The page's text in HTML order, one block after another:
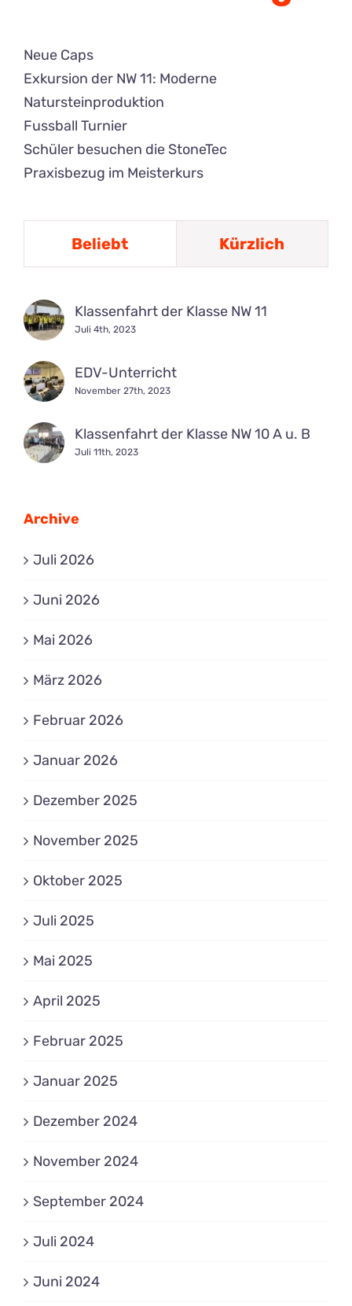
Neue Caps
Exkursion der NW 11: Moderne
Natursteinproduktion
Fussball Turnier
Schüler besuchen die StoneTec
Praxisbezug im Meisterkurs
Beliebt Kürzlich
Klassenfahrt der Klasse NW 11
Juli 4th, 2023
EDV-Unterricht
November 27th, 2023
Klassenfahrt der Klasse NW 10 A u. B
Juli 11th, 2023
Archive
Juli 2026
Juni 2026
Mai 2026
März 2026
Februar 2026
Januar 2026
Dezember 2025
November 2025
Oktober 2025
Juli 2025
Mai 2025
April 2025
Februar 2025
Januar 2025
Dezember 2024
November 2024
September 2024
Juli 2024
Juni 2024